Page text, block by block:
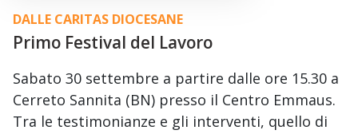
DALLE CARITAS DIOCESANE
Primo Festival del Lavoro
Sabato 30 settembre a partire dalle ore 15.30 a
Cerreto Sannita (BN) presso il Centro Emmaus.
Tra le testimonianze e gli interventi, quello di